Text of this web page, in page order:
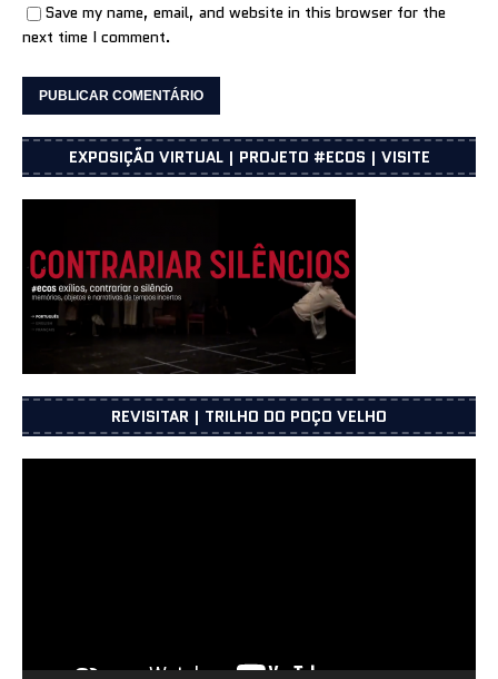
Save my name, email, and website in this browser for the
next time I comment.
EXPOSIÇÃO VIRTUAL | PROJETO #ECOS | VISITE
REVISITAR | TRILHO DO POÇO VELHO